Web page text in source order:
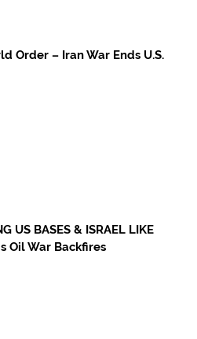
Order – Iran War Ends U.S.
US BASES & ISRAEL LIKE
Oil War Backfires